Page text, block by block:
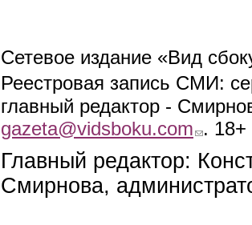
Сетевое издание «Вид
Реестровая запись СМИ:
главный редактор -
gazeta@vidsboku.com (link sends e-
. 18+
Главный редактор:
Смирнова,